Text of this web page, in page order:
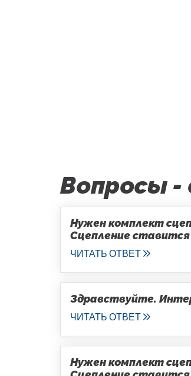
Вопросы
Нужен комплект
Сцепление ставится
ЧИТАТЬ ОТВЕТ
Здравствуйте.
ЧИТАТЬ ОТВЕТ
Нужен комплект